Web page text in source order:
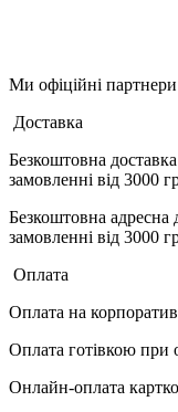
Ми офіційні партнери
Доставка
Безкоштовна
замовленні від 3000
Безкоштовна
замовленні від 3000
Оплата
Оплата на
Оплата готівкою при
Онлайн-оплата